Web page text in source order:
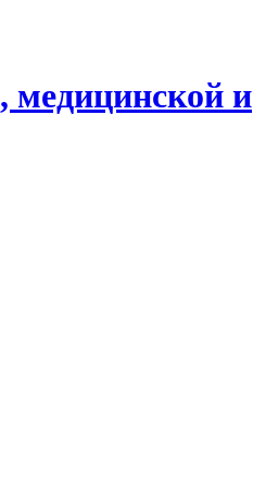
медицинской и